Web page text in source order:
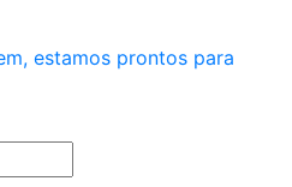
estamos prontos para